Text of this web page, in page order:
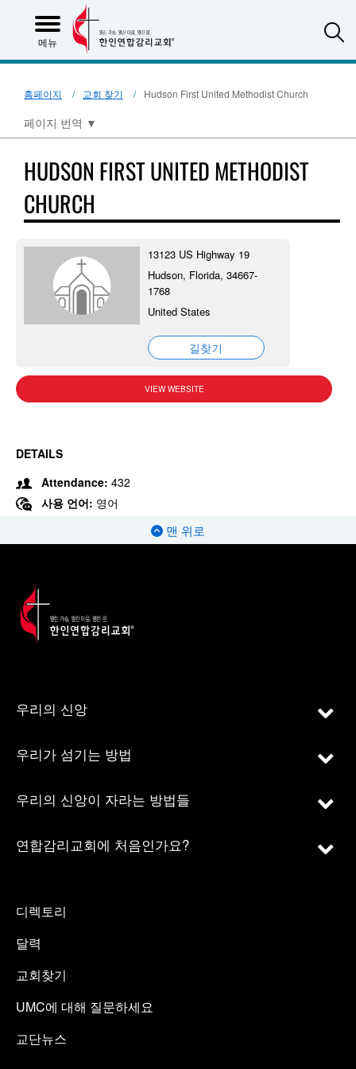
메뉴
홈페이지 교회 찾기 Hudson First United Methodist Church
페이지 번역 ▼
HUDSON FIRST UNITED METHODIST
CHURCH
13123 US Highway 19
Hudson, Florida, 34667-
1768
United States
길찾기
VIEW WEBSITE
DETAILS
Attendance: 432
사용 언어: 영어
맨 위로
우리의 신앙
우리가 섬기는 방법
우리의 신앙이 자라는 방법들
연합감리교회에 처음인가요?
디렉토리
달력
교회찾기
UMC에 대해 질문하세요
교단뉴스